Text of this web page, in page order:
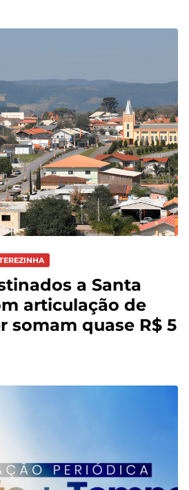
a Santa
articulação de
somam quase R$ 5